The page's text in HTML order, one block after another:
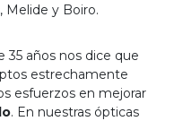
y Boiro.
35 años nos dice que
estrechamente
esfuerzos en mejorar
. En nuestras ópticas